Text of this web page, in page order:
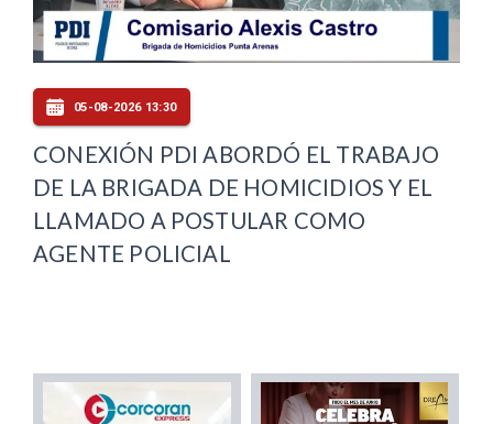
05-08-2026 13:30
CONEXIÓN PDI ABORDÓ EL TRABAJO
DE LA BRIGADA DE HOMICIDIOS Y EL
LLAMADO A POSTULAR COMO
AGENTE POLICIAL